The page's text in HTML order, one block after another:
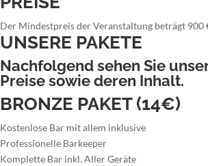
Der Mindestpreis der Veranstaltung beträgt 900
UNSERE PAKETE
Nachfolgend sehen Sie
Preise sowie deren Inhalt.
BRONZE PAKET (14€)
Kostenlose Bar mit allem inklusive
Professionelle Barkeeper
Komplette Bar inkl. Aller Geräte